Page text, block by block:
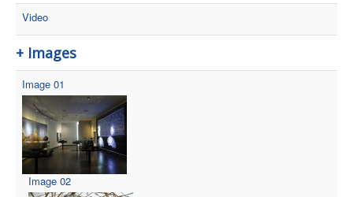
Video
+ Images
Image 01
Image 02